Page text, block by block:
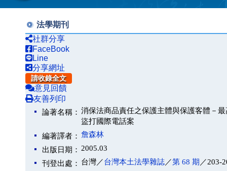
法學期刊
社群分享
FaceBook
Line
分享網址
請收錄全文
意見回饋
友善列印
論著名稱： 消保法商品責任之保護主體與保護客體－
盜打國際電話案
編著譯者： 詹森林
出版日期： 2005.03
刊登出處： 台灣／台灣本土法學雜誌／第 68 期 ／203-